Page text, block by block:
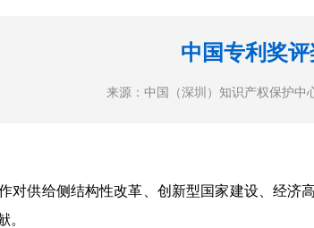
中国专利奖评
来源：中国（深圳）知识产权保护中
供给侧结构性改革、创新型国家建设、经济
。